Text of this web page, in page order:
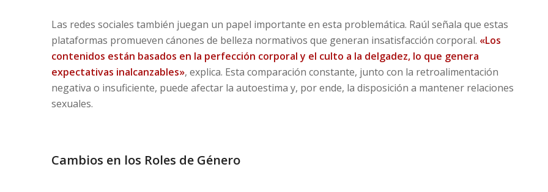
Las redes sociales también juegan un papel importante en esta problemática. Raúl señala que estas
plataformas promueven cánones de belleza normativos que generan insatisfacción corporal. «Los
contenidos están basados en la perfección corporal y el culto a la delgadez, lo que genera
expectativas inalcanzables», explica. Esta comparación constante, junto con la retroalimentación
negativa o insuficiente, puede afectar la autoestima y, por ende, la disposición a mantener relaciones
sexuales.
Cambios en los Roles de Género